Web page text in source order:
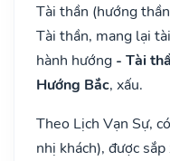
Tài thần (hướng
Tài thần, mang lại
hành hướng - Tài
Hướng Bắc, xấu.
Theo Lịch Vạn Sự,
nhị khách), được